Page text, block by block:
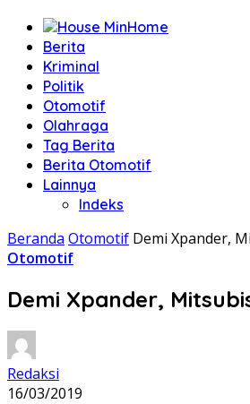
Home
Berita
Kriminal
Politik
Otomotif
Olahraga
Tag Berita
Berita Otomotif
Lainnya
Indeks
Beranda Otomotif Demi Xpander,
Otomotif
Demi Xpander,
Redaksi
16/03/2019